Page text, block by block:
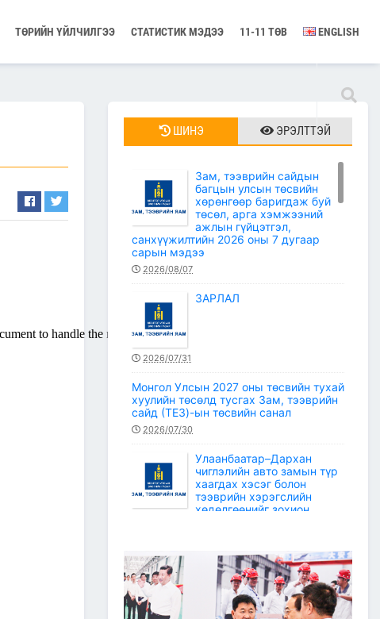
ТӨРИЙН ҮЙЛЧИЛГЭЭ СТАТИСТИК МЭДЭЭ 11-11 ТӨВ ENGLISH
ШИНЭ ЭРЭЛТТЭЙ
Зам, тээврийн сайдын
багцын улсын төсвийн
хөрөнгөөр баригдаж буй
төсөл, арга хэмжээний
ажлын гүйцэтгэл,
санхүүжилтийн 2026 оны 7 дугаар
сарын мэдээ
2026/08/07
ЗАРЛАЛ
2026/07/31
Монгол Улсын 2027 оны төсвийн тухай
хуулийн төсөлд тусгах Зам, тээврийн
сайд (ТЕЗ)-ын төсвийн санал
2026/07/30
Улаанбаатар–Дархан
чиглэлийн авто замын түр
хаагдах хэсэг болон
тээврийн хэрэгслийн
хөдөлгөөнийг зохион
Зам, тээврийн салбарын статистикийн
мэдээ /2026 оны 6 дугаар сар/
2026/07/20